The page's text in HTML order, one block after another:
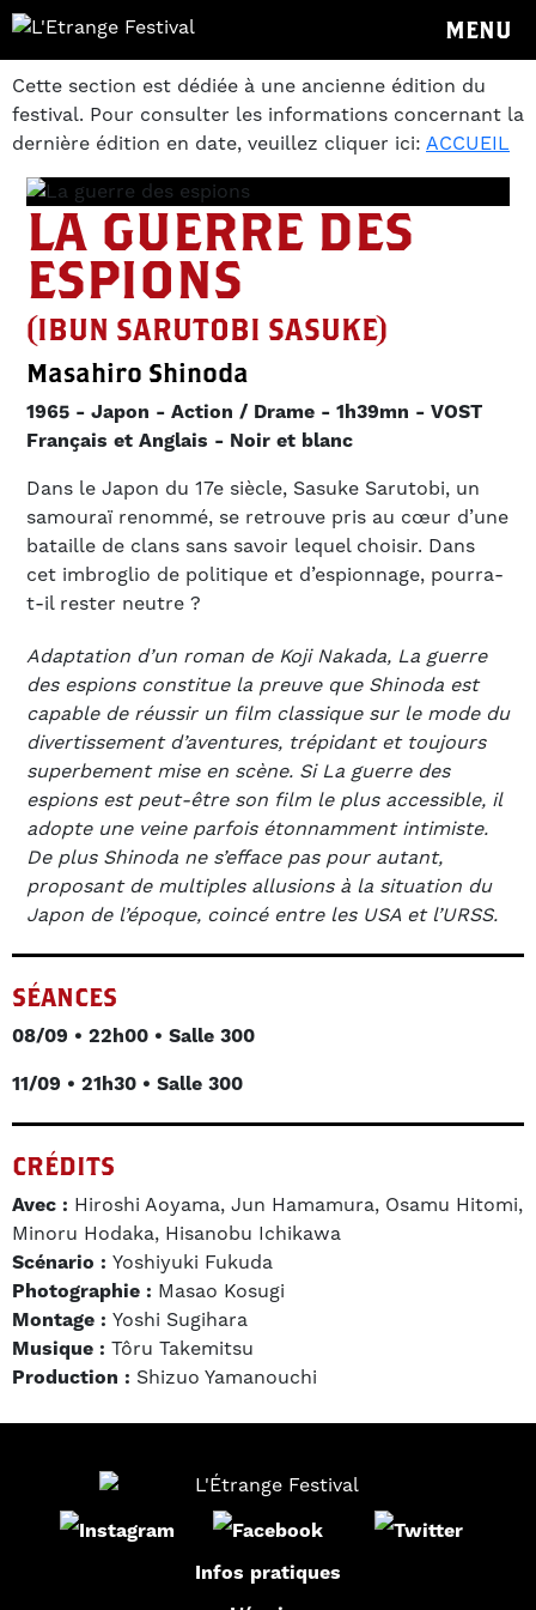
MENU
Cette section est dédiée à une ancienne édition du
festival. Pour consulter les informations concernant la
dernière édition en date, veuillez cliquer ici: ACCUEIL
LA GUERRE DES
ESPIONS
(IBUN SARUTOBI SASUKE)
Masahiro Shinoda
1965 Japon Action / Drame 1h39mn
VOST
Français et Anglais
Noir et blanc
Dans le Japon du 17e siècle, Sasuke Sarutobi, un
samouraï renommé, se retrouve pris au cœur d’une
bataille de clans sans savoir lequel choisir. Dans
cet imbroglio de politique et d’espionnage, pourra-
t-il rester neutre ?
Adaptation d’un roman de Koji Nakada, La guerre
des espions constitue la preuve que Shinoda est
capable de réussir un film classique sur le mode du
divertissement d’aventures, trépidant et toujours
superbement mise en scène. Si La guerre des
espions est peut-être son film le plus accessible, il
adopte une veine parfois étonnamment intimiste.
De plus Shinoda ne s’efface pas pour autant,
proposant de multiples allusions à la situation du
Japon de l’époque, coincé entre les USA et l’URSS.
SÉANCES
08/09 • 22h00 • Salle 300
11/09 • 21h30 • Salle 300
CRÉDITS
Avec : Hiroshi Aoyama, Jun Hamamura, Osamu Hitomi,
Minoru Hodaka, Hisanobu Ichikawa
Scénario : Yoshiyuki Fukuda
Photographie : Masao Kosugi
Montage : Yoshi Sugihara
Musique : Tôru Takemitsu
Production : Shizuo Yamanouchi
Infos pratiques